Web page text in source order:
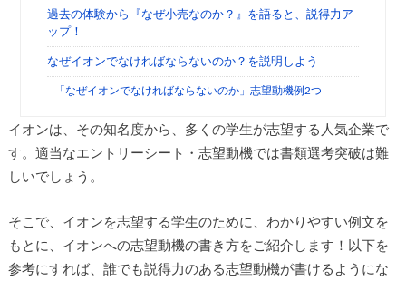
過去の体験から『なぜ小売なのか？』を語ると、説得力ア
ップ！
なぜイオンでなければならないのか？を説明しよう
「なぜイオンでなければならないのか」志望動機例2つ
イオンは、その知名度から、多くの学生が志望する人気企業で
す。適当なエントリーシート・志望動機では書類選考突破は難
しいでしょう。
そこで、イオンを志望する学生のために、わかりやすい例文を
もとに、イオンへの志望動機の書き方をご紹介します！以下を
参考にすれば、誰でも説得力のある志望動機が書けるようにな